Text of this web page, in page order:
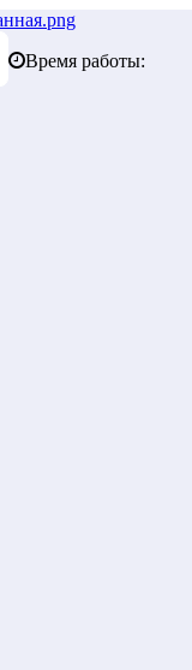
Время работы: